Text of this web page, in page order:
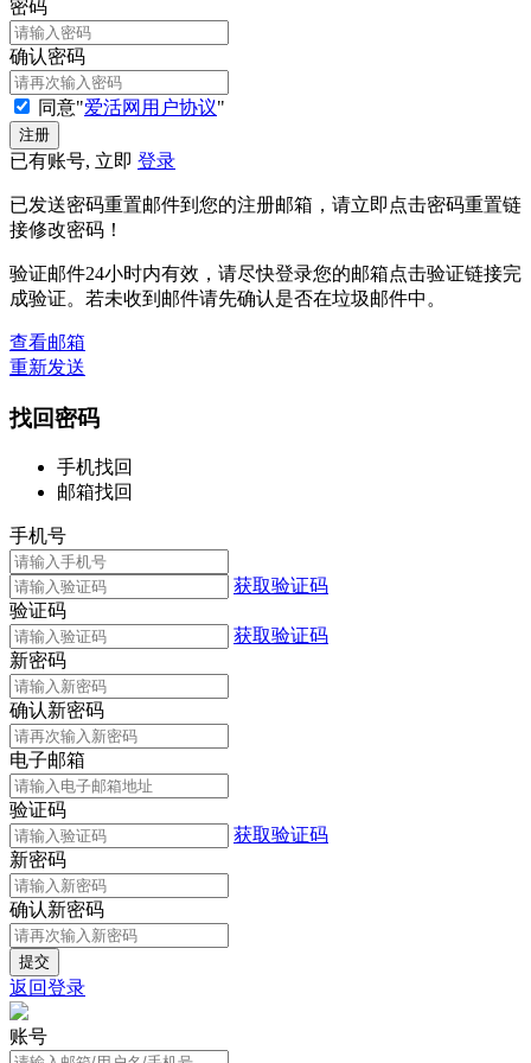
密码
确认密码
同意"爱活网用户协议"
已有账号, 立即 登录
已发送密码重置邮件到您的注册邮箱，请立即点击密码重置链
接修改密码！
验证邮件24小时内有效，请尽快登录您的邮箱点击验证链接完
成验证。若未收到邮件请先确认是否在垃圾邮件中。
查看邮箱
重新发送
找回密码
手机找回
邮箱找回
手机号
获取验证码
验证码
获取验证码
新密码
确认新密码
电子邮箱
验证码
获取验证码
新密码
确认新密码
返回登录
账号